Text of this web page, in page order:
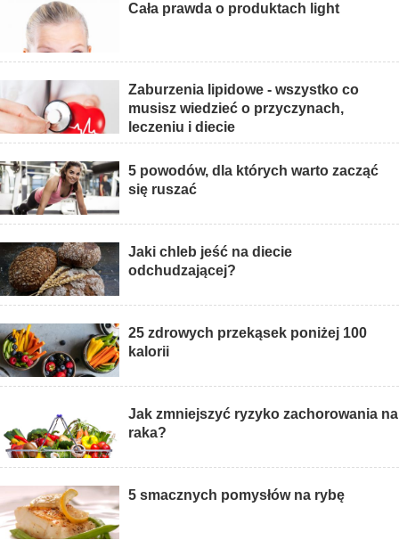
Cała prawda o produktach light
Zaburzenia lipidowe - wszystko co
musisz wiedzieć o przyczynach,
leczeniu i diecie
5 powodów, dla których warto zacząć
się ruszać
Jaki chleb jeść na diecie
odchudzającej?
25 zdrowych przekąsek poniżej 100
kalorii
Jak zmniejszyć ryzyko zachorowania na
raka?
5 smacznych pomysłów na rybę